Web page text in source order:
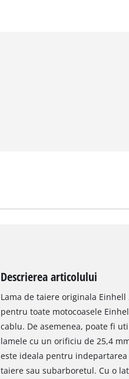
Descrierea articolului
Lama de taiere originala
pentru toate motocoasele
cablu. De asemenea, poate fi
lamele cu un orificiu de 25,4
este ideala pentru
taiere sau subarboretul. Cu o